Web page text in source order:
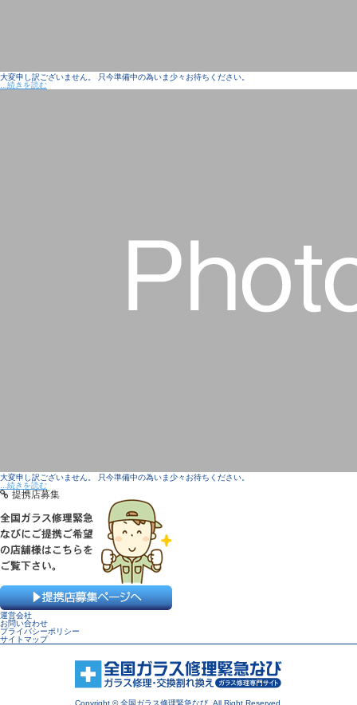
大変申し訳ございません。 只今準備中の為いま少々お待ちください。
...続きを読む
大変申し訳ございません。 只今準備中の為いま少々お待ちください。
...続きを読む
提携店募集
運営会社
お問い合わせ
プライバシーポリシー
サイトマップ
Copyright © 全国ガラス修理緊急なび. All Right Reserved.